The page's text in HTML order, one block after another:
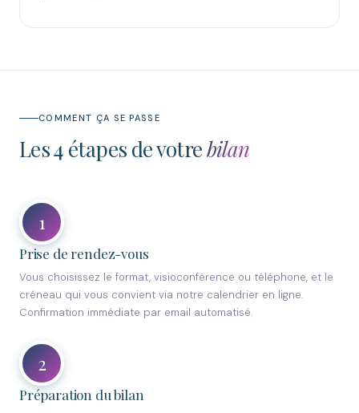
COMMENT ÇA SE PASSE
Les 4 étapes de votrebilan
1
Prise de rendez-vous
Vous choisissez le format, visioconférence ou téléphone, et le
créneau qui vous convient via notre calendrier en ligne.
Confirmation immédiate par email automatisé.
2
Préparation du bilan